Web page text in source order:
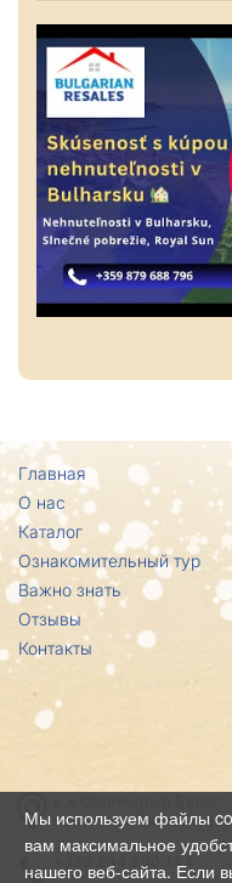
Главная
О нас
Каталог
Ознакомительный тур
Важно знать
Отзывы
Контакты
комплекс
+359 894 290 144
Мы используем файлы
вам максимальное
нашего веб-сайта. Если